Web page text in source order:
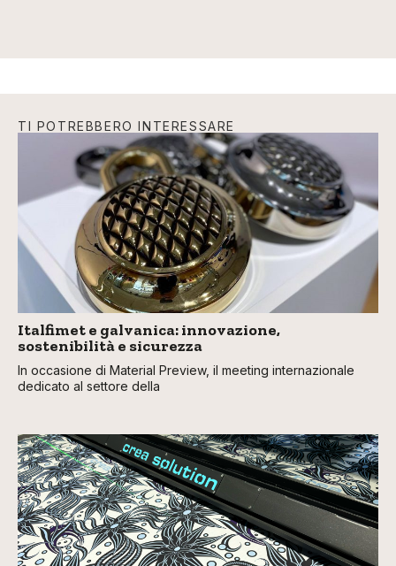
TI POTREBBERO INTERESSARE
Italfimet e galvanica: innovazione,
sostenibilità e sicurezza
In occasione di Material Preview, il meeting internazionale
dedicato al settore della